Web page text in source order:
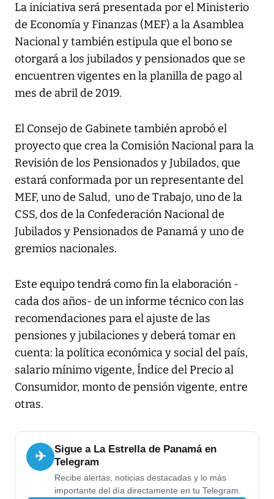
La iniciativa será presentada por el Ministerio
de Economía y Finanzas (MEF) a la Asamblea
Nacional y también estipula que el bono se
otorgará a los jubilados y pensionados que se
encuentren vigentes en la planilla de pago al
mes de abril de 2019.
El Consejo de Gabinete también aprobó el
proyecto que crea la Comisión Nacional para la
Revisión de los Pensionados y Jubilados, que
estará conformada por un representante del
MEF, uno de Salud, uno de Trabajo, uno de la
CSS, dos de la Confederación Nacional de
Jubilados y Pensionados de Panamá y uno de
gremios nacionales.
Este equipo tendrá como fin la elaboración -
cada dos años- de un informe técnico con las
recomendaciones para el ajuste de las
pensiones y jubilaciones y deberá tomar en
cuenta: la política económica y social del país,
salario mínimo vigente, Índice del Precio al
Consumidor, monto de pensión vigente, entre
otras.
✈
Sigue a La Estrella de Panamá en
Telegram
Recibe alertas, noticias destacadas y lo más
importante del día directamente en tu Telegram.